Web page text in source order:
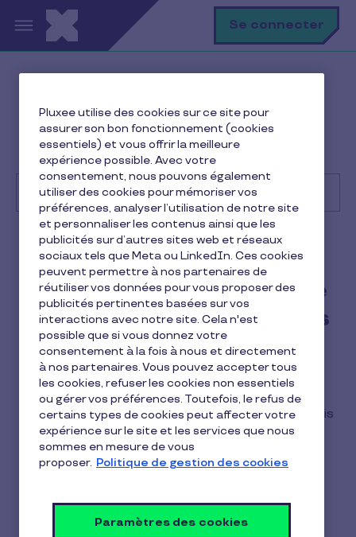
Aller au contenu principal Se connecter
Utilisation de la carte et des avantages
Où puis-je consulter le solde de ma carte multi-
enseignes ?
Recherche
Consommateur Pluxee Cadeaux
Où puis-je consulter le solde
de ma carte multi-enseignes
1 min de lecture 11 février 2026
lecture
Vous pouvez vérifier le solde de votre carte depuis
un ordinateur ou l'application mobile :
1.Connectez-vous à votre compte bénéficiaire.
3.Cliquez sur «Voir mes informations» pour
Pluxee utilise des cookies sur ce site pour
assurer son bon fonctionnement (cookies
essentiels) et vous offrir la meilleure
expérience possible. Avec votre
consentement, nous pouvons également
utiliser des cookies pour mémoriser vos
préférences, analyser l’utilisation de notre site
et personnaliser les contenus ainsi que les
publicités sur d’autres sites web et réseaux
sociaux tels que Meta ou LinkedIn. Ces cookies
peuvent permettre à nos partenaires de
réutiliser vos données pour vous proposer des
publicités pertinentes basées sur vos
interactions avec notre site. Cela n'est
possible que si vous donnez votre
consentement à la fois à nous et directement
à nos partenaires. Vous pouvez accepter tous
les cookies, refuser les cookies non essentiels
ou gérer vos préférences. Toutefois, le refus de
certains types de cookies peut affecter votre
expérience sur le site et les services que nous
sommes en mesure de vous
proposer. Politique de gestion des cookies
Paramètres des cookies